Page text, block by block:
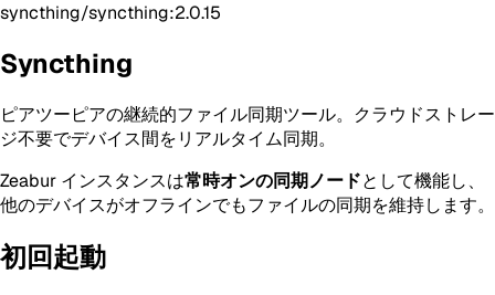
syncthing/syncthing:2.0.15
Syncthing
ピアツーピアの継続的ファイル同期ツール。クラウドストレー
ジ不要でデバイス間をリアルタイム同期。
Zeabur インスタンスは常時オンの同期ノードとして機能し、
他のデバイスがオフラインでもファイルの同期を維持します。
初回起動